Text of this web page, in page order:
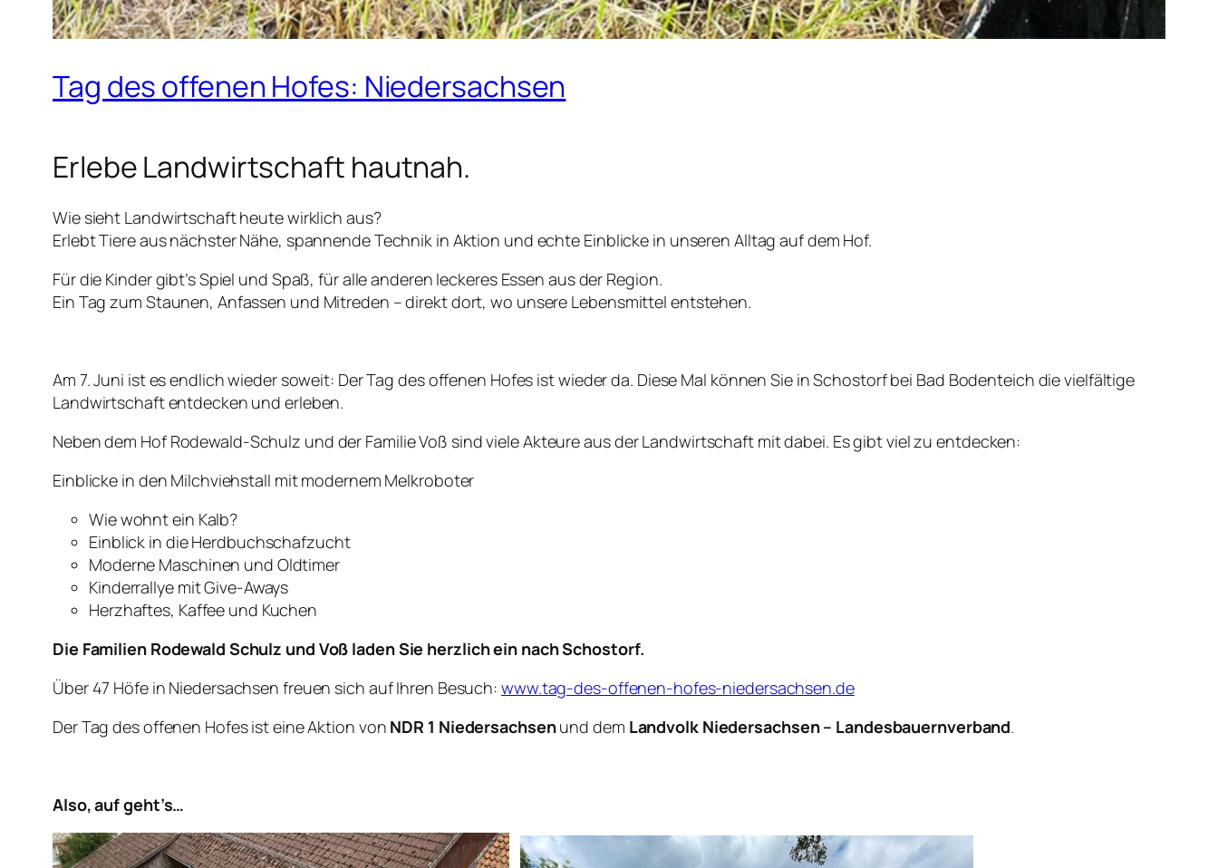
Tag des offenen Hofes: Niedersachsen
Erlebe Landwirtschaft hautnah.
Wie sieht Landwirtschaft heute wirklich aus?
Erlebt Tiere aus nächster Nähe, spannende Technik in Aktion und echte Einblicke in unseren Alltag auf dem Hof.
Für die Kinder gibt’s Spiel und Spaß, für alle anderen leckeres Essen aus der Region.
Ein Tag zum Staunen, Anfassen und Mitreden – direkt dort, wo unsere Lebensmittel entstehen.
Am 7. Juni ist es endlich wieder soweit: Der Tag des offenen Hofes ist wieder da. Diese Mal können Sie in Schostorf bei Bad Bodenteich die vielfältige
Landwirtschaft entdecken und erleben.
Neben dem Hof Rodewald-Schulz und der Familie Voß sind viele Akteure aus der Landwirtschaft mit dabei. Es gibt viel zu entdecken:
Einblicke in den Milchviehstall mit modernem Melkroboter
Wie wohnt ein Kalb?
Einblick in die Herdbuchschafzucht
Moderne Maschinen und Oldtimer
Kinderrallye mit Give-Aways
Herzhaftes, Kaffee und Kuchen
Die Familien Rodewald Schulz und Voß laden Sie herzlich ein nach Schostorf.
Über 47 Höfe in Niedersachsen freuen sich auf Ihren Besuch: www.tag-des-offenen-hofes-niedersachsen.de
Der Tag des offenen Hofes ist eine Aktion von NDR 1 Niedersachsenund dem Landvolk Niedersachsen – Landesbauernverband.
Also, auf geht’s…